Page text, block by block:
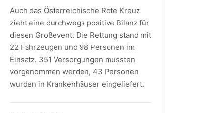
Auch das Österreichische Rote Kreuz
zieht eine durchwegs positive Bilanz für
diesen Großevent. Die Rettung stand mit
22 Fahrzeugen und 98 Personen im
Einsatz. 351 Versorgungen mussten
vorgenommen werden, 43 Personen
wurden in Krankenhäuser eingeliefert.